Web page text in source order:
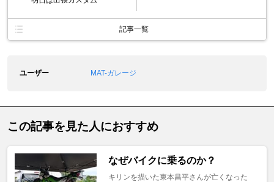
記事一覧
ユーザー MAT-ガレージ
この記事を見た人におすすめ
なぜバイクに乗るのか？
キリンを描いた東本昌平さんが亡くなった